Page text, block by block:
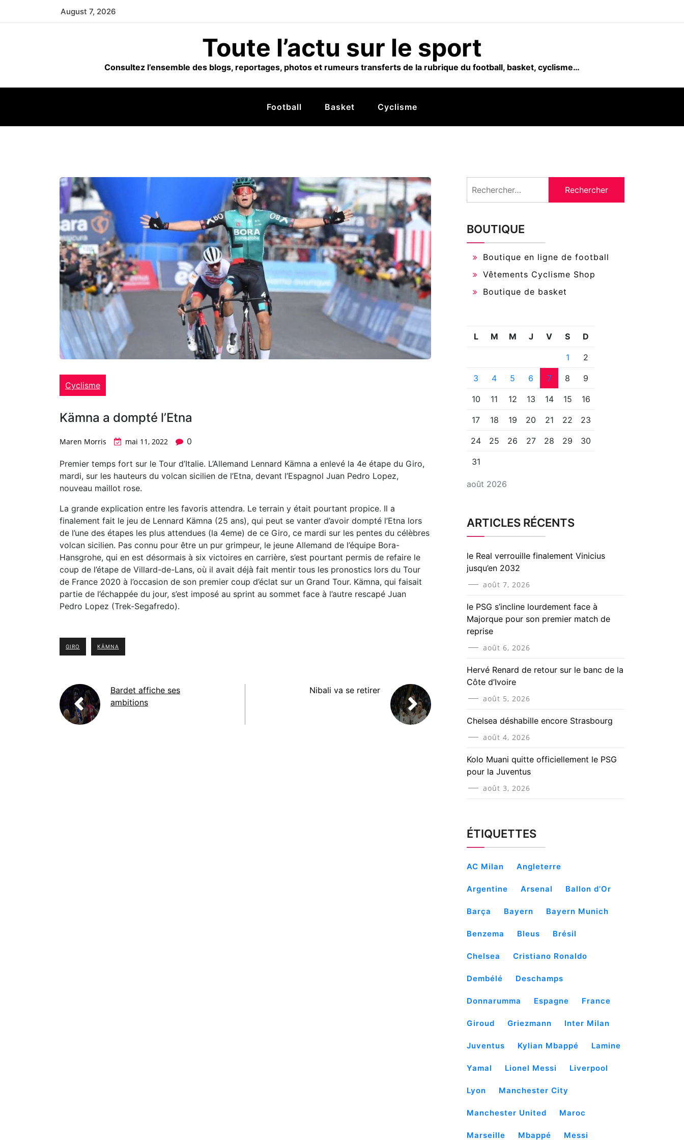
August 7, 2026
Toute l’actu sur le sport
Consultez l’ensemble des blogs, reportages, photos et rumeurs transferts de la rubrique du football, basket, cyclisme…
Football Basket Cyclisme
Cyclisme
Kämna a dompté l’Etna
Maren Morris mai 11, 2022 0
Premier temps fort sur le Tour d’Italie. L’Allemand Lennard Kämna a enlevé la 4e étape du Giro,
mardi, sur les hauteurs du volcan sicilien de l’Etna, devant l’Espagnol Juan Pedro Lopez,
nouveau maillot rose.
La grande explication entre les favoris attendra. Le terrain y était pourtant propice. Il a
finalement fait le jeu de Lennard Kämna (25 ans), qui peut se vanter d’avoir dompté l’Etna lors
de l’une des étapes les plus attendues (la 4eme) de ce Giro, ce mardi sur les pentes du célèbres
volcan sicilien. Pas connu pour être un pur grimpeur, le jeune Allemand de l’équipe Bora-
Hansgrohe, qui en est désormais à six victoires en carrière, s’est pourtant permis de refaire le
coup de l’étape de Villard-de-Lans, où il avait déjà fait mentir tous les pronostics lors du Tour
de France 2020 à l’occasion de son premier coup d’éclat sur un Grand Tour. Kämna, qui faisait
partie de l’échappée du jour, s’est imposé au sprint au sommet face à l’autre rescapé Juan
Pedro Lopez (Trek-Segafredo).
GIRO KÄMNA
Bardet affiche ses
ambitions
Nibali va se retirer
BOUTIQUE
Boutique en ligne de football
Vêtements Cyclisme Shop
Boutique de basket
août 2026
L M M J V S D
1 2
3 4 5 6 7 8 9
10 11 12 13 14 15 16
17 18 19 20 21 22 23
24 25 26 27 28 29 30
31
ARTICLES RÉCENTS
le Real verrouille finalement Vinicius
jusqu’en 2032
août 7, 2026
le PSG s’incline lourdement face à
Majorque pour son premier match de
reprise
août 6, 2026
Hervé Renard de retour sur le banc de la
Côte d’Ivoire
août 5, 2026
Chelsea déshabille encore Strasbourg
août 4, 2026
Kolo Muani quitte officiellement le PSG
pour la Juventus
août 3, 2026
ÉTIQUETTES
AC Milan Angleterre
Argentine Arsenal Ballon d’Or
Barça Bayern Bayern Munich
Benzema Bleus Brésil
Chelsea Cristiano Ronaldo
Dembélé Deschamps
Donnarumma Espagne France
Giroud Griezmann Inter Milan
Juventus Kylian Mbappé Lamine
Yamal Lionel Messi Liverpool
Lyon Manchester City
Manchester United Maroc
Marseille Mbappé Messi